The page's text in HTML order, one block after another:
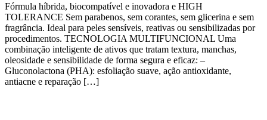
Fórmula híbrida, biocompatível e inovadora e HIGH
TOLERANCE Sem parabenos, sem corantes, sem glicerina e sem
fragrância. Ideal para peles sensíveis, reativas ou sensibilizadas por
procedimentos. TECNOLOGIA MULTIFUNCIONAL Uma
combinação inteligente de ativos que tratam textura, manchas,
oleosidade e sensibilidade de forma segura e eficaz: –
Gluconolactona (PHA): esfoliação suave, ação antioxidante,
antiacne e reparação […]